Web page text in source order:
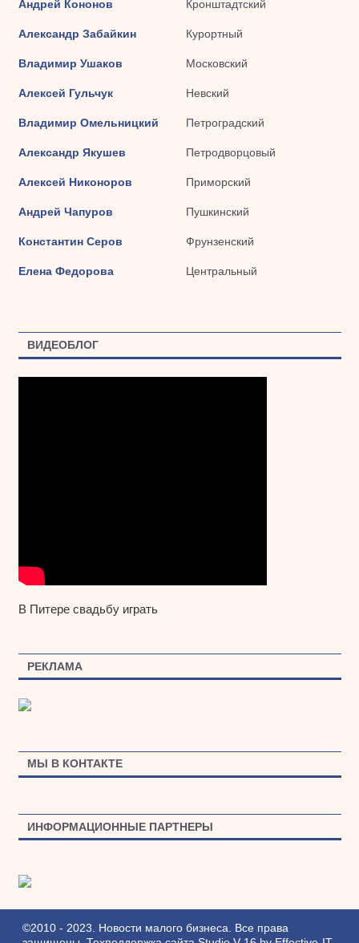
Андрей Кононов Кронштадтский
Александр Забайкин Курортный
Владимир Ушаков Московский
Алексей Гульчук Невский
Владимир Омельницкий Петроградский
Александр Якушев Петродворцовый
Алексей Никоноров Приморский
Андрей Чапуров Пушкинский
Константин Серов Фрунзенский
Елена Федорова Центральный
ВИДЕОБЛОГ
В Питере свадьбу играть
РЕКЛАМА
МЫ В КОНТАКТЕ
ИНФОРМАЦИОННЫЕ ПАРТНЕРЫ
©2010 - 2023. Новости малого бизнеса. Все права